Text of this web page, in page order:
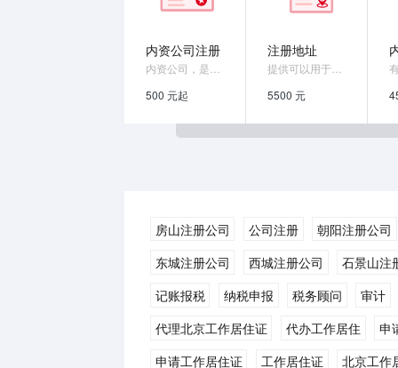
内资公司注册
500 元起
注册地址
5500 元
房山注册公司 公司注册
朝阳注册公司
东城注册公司
西城注册公司
石景山注
记账报税
纳税申报 税务顾问
审计
代理北京工作居住证
代办工作居住
申
申请工作居住证
工作居住证
北京工作